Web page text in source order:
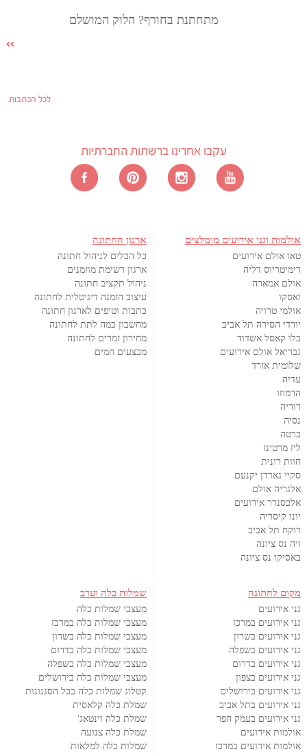
מתחתנת בחורף? הלוק המושלם
לכל הכתבות
עקבו אחרינו ברשתות החברתיות
אולמות וגני אירועים מומלצים
טאו אולם אירועים
דימיטריוס דליה
אולם אמארה
ואסקו
אולמי טרויה
יורדי הסירה תל אביב
בלו קאסל אשדוד
גבריאל אולם אירועים
שלומית אזרד
עדיה
הרמוזו
דוריה
נסיה
ברטה
ליז מרטינז
חוות רונית
סקיי גארדן יקנעם
אלגריה אולם
אלכסנדר אירועים
יונו קיסריה
רוקח תל אביב
ויה נס ציונה
באסיקו נס ציונה
ארגון החתונה
כל הכלים לניהול חתונה
ארגון רשימת מוזמנים
ניהול תקציב חתונה
עיצוב הזמנה דיגיטלית לחתונה
כתבות וטיפים לארגון חתונה
מחשבון כמה לתת לחתונה
מחירון זמרים לחתונה
מבצעים חמים
מקום לחתונה
גני אירועים
גני אירועים במרכז
גני אירועים בשרון
גני אירועים בשפלה
גני אירועים בדרום
גני אירועים בצפון
גני אירועים בירושלים
גני אירועים בתל אביב
גני אירועים בעמק חפר
אולמות אירועים
אולמות אירועים במרכז
שמלות כלה וערב
מעצבי שמלות כלה
מעצבי שמלות כלה במרכז
מעצבי שמלות כלה בשרון
מעצבי שמלות כלה בדרום
מעצבי שמלות כלה בשפלה
מעצבי שמלות כלה בירושלים
קטלוג שמלות כלה בכל הסגנונות
שמלת כלה קלאסית
שמלת כלה וינטאג'
שמלת כלה צנועה
שמלות כלה למלאות